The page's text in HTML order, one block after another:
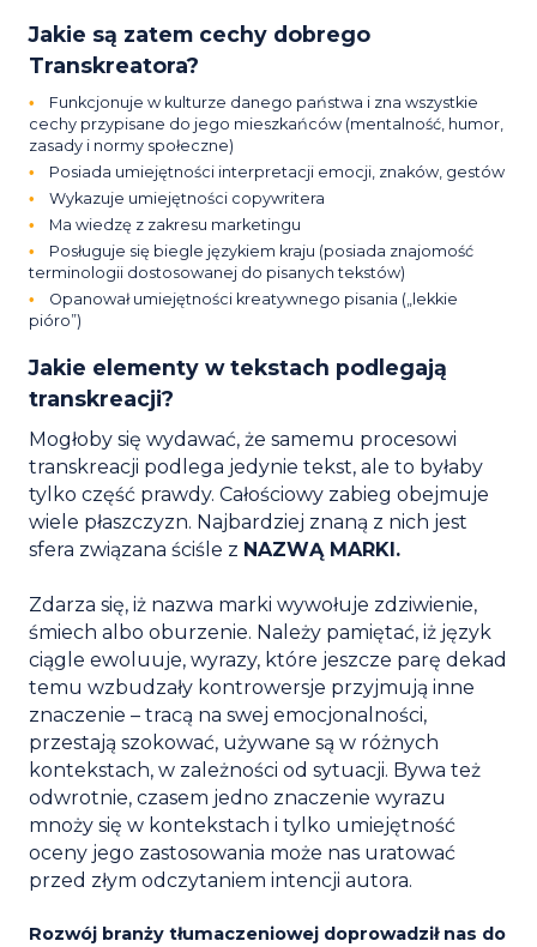
Jakie są zatem cechy dobrego
Transkreatora?
Funkcjonuje w kulturze danego państwa i zna wszystkie
cechy przypisane do jego mieszkańców (mentalność, humor,
zasady i normy społeczne)
Posiada umiejętności interpretacji emocji, znaków, gestów
Wykazuje umiejętności copywritera
Ma wiedzę z zakresu marketingu
Posługuje się biegle językiem kraju (posiada znajomość
terminologii dostosowanej do pisanych tekstów)
Opanował umiejętności kreatywnego pisania („lekkie
pióro”)
Jakie elementy w tekstach podlegają
transkreacji?
Mogłoby się wydawać, że samemu procesowi
transkreacji podlega jedynie tekst, ale to byłaby
tylko część prawdy. Całościowy zabieg obejmuje
wiele płaszczyzn. Najbardziej znaną z nich jest
sfera związana ściśle z NAZWĄ MARKI.
Zdarza się, iż nazwa marki wywołuje zdziwienie,
śmiech albo oburzenie. Należy pamiętać, iż język
ciągle ewoluuje, wyrazy, które jeszcze parę dekad
temu wzbudzały kontrowersje przyjmują inne
znaczenie – tracą na swej emocjonalności,
przestają szokować, używane są w różnych
kontekstach, w zależności od sytuacji. Bywa też
odwrotnie, czasem jedno znaczenie wyrazu
mnoży się w kontekstach i tylko umiejętność
oceny jego zastosowania może nas uratować
przed złym odczytaniem intencji autora.
Rozwój branży tłumaczeniowej doprowadził nas do